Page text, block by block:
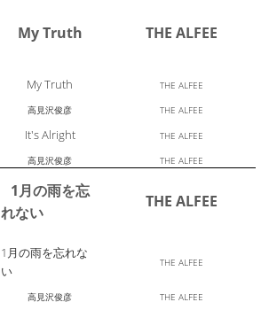
My Truth THE ALFEE
My Truth THE ALFEE
高見沢俊彦 THE ALFEE
It's Alright THE ALFEE
高見沢俊彦 THE ALFEE
1月の雨を忘
れない
THE ALFEE
1月の雨を忘れな
い
THE ALFEE
高見沢俊彦 THE ALFEE